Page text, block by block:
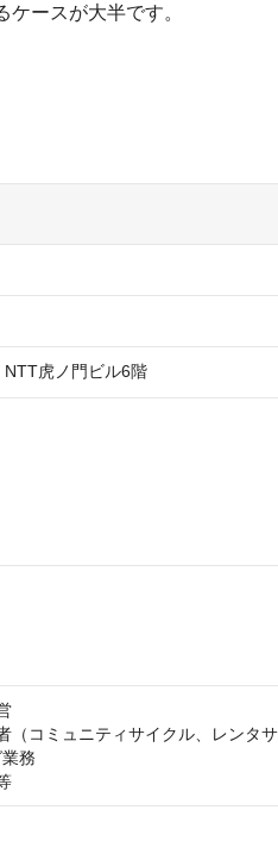
ースが大半です。
虎ノ門ビル6階
（コミュニティサイクル、レンタ
務